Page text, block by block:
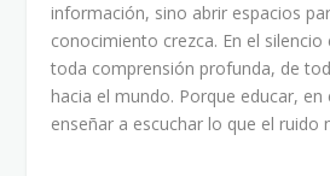
información, sino abrir espacios
conocimiento crezca. En el
toda comprensión profunda, de
hacia el mundo. Porque educar,
enseñar a escuchar lo que el ruido